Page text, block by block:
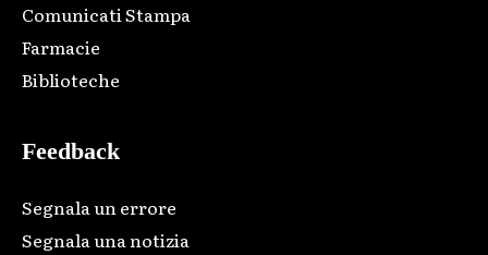
Comunicati Stampa
Farmacie
Biblioteche
Feedback
Segnala un errore
Segnala una notizia